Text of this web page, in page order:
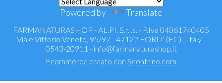
Powered by Translate
FARMANATURASHOP - AL.PI. S.r.l.s. - P.Iva 04061740405
Viale Vittorio Veneto, 95/97 - 47122 FORLI' (FC) - Italy -
0543-20911 - info@farmanaturashop.it
Ecommerce creato con Scontrino.com